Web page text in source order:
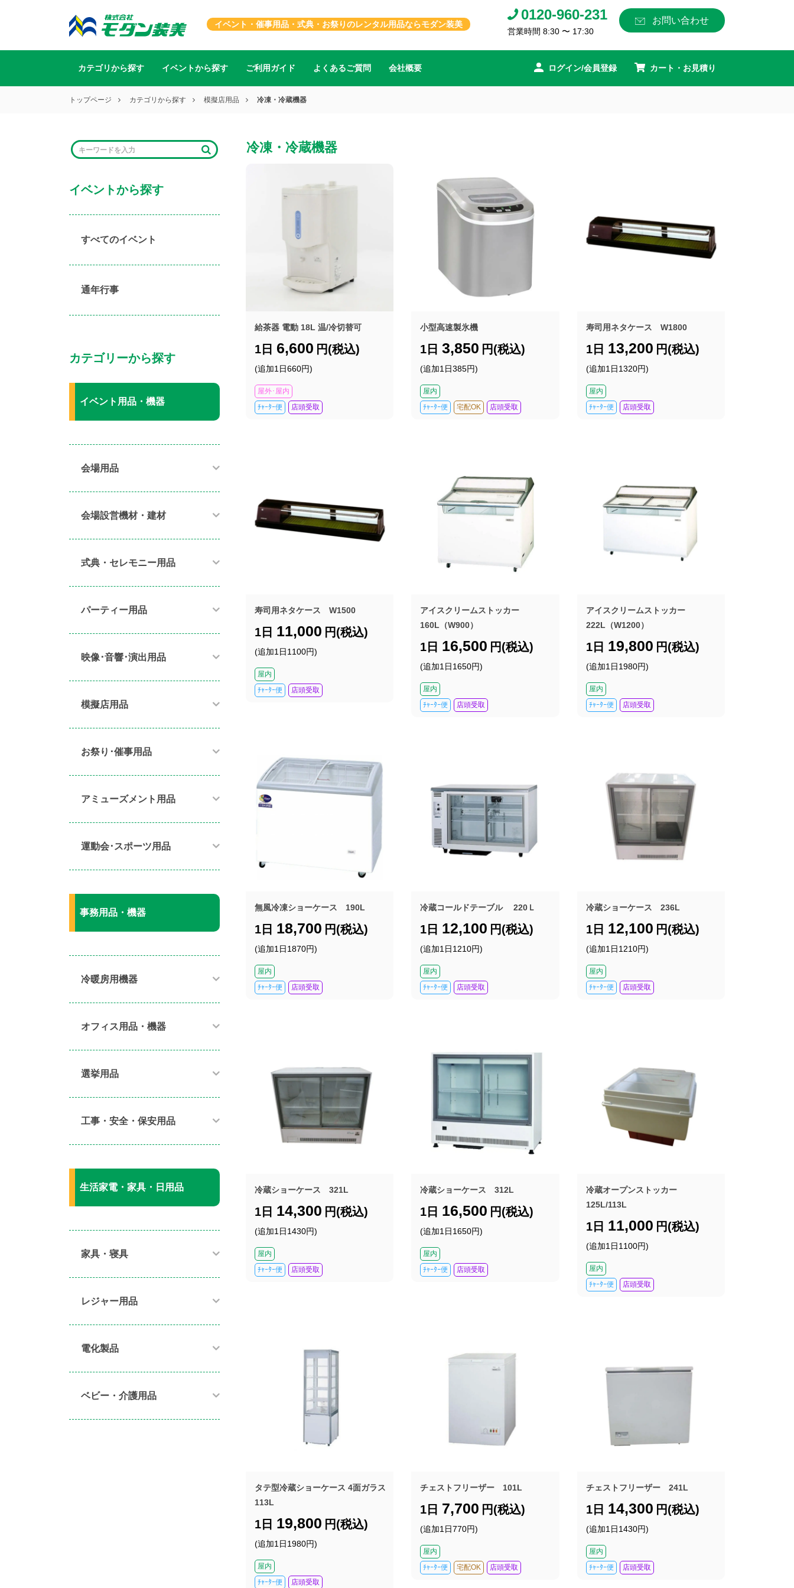
イベント・催事用品・式典・お祭りのレンタル用品ならモダン装美
0120-960-231
営業時間 8:30 〜 17:30
お問い合わせ
カテゴリから探す イベントから探す ご利用ガイド よくあるご質問 会社概要 ログイン/会員登録 カート・お見積り
トップページ カテゴリから探す 模擬店用品​ 冷凍・冷蔵機器
イベントから探す
すべてのイベント
通年行事
カテゴリーから探す
イベント用品・機器
会場用品
会場設営機材・建材
式典・セレモニー用品
パーティー用品​
映像･音響･演出用品​
模擬店用品​
お祭り･催事用品​
アミューズメント用品​
運動会･スポーツ用品​
事務用品・機器
冷暖房用機器​
オフィス用品・機器​
選挙用品
工事・安全・保安用品
生活家電・家具・日用品
家具・寝具​
レジャー用品
電化製品​
ベビー・介護用品​
冷凍・冷蔵機器
給茶器 電動 18L 温/冷切替可
1日 6,600 円(税込)
(追加1日660円)
屋外･屋内
ﾁｬｰﾀｰ便
店頭受取
小型高速製氷機
1日3,850 円(税込)
(追加1日385円)
屋内
ﾁｬｰﾀｰ便
宅配OK 店頭受取
寿司用ネタケース W1800
1日 13,200 円(税込)
(追加1日1320円)
屋内
ﾁｬｰﾀｰ便
店頭受取
寿司用ネタケース W1500
1日 11,000 円(税込)
(追加1日1100円)
屋内
ﾁｬｰﾀｰ便
店頭受取
アイスクリームストッカー
160L（W900）
1日 16,500 円(税込)
(追加1日1650円)
屋内
ﾁｬｰﾀｰ便
店頭受取
アイスクリームストッカー
222L（W1200）
1日 19,800 円(税込)
(追加1日1980円)
屋内
ﾁｬｰﾀｰ便
店頭受取
無風冷凍ショーケース 190L
1日 18,700 円(税込)
(追加1日1870円)
屋内
ﾁｬｰﾀｰ便
店頭受取
冷蔵コールドテーブル 220Ｌ
1日 12,100 円(税込)
(追加1日1210円)
屋内
ﾁｬｰﾀｰ便
店頭受取
冷蔵ショーケース 236L
1日 12,100 円(税込)
(追加1日1210円)
屋内
ﾁｬｰﾀｰ便
店頭受取
冷蔵ショーケース 321L
1日 14,300 円(税込)
(追加1日1430円)
屋内
ﾁｬｰﾀｰ便
店頭受取
冷蔵ショーケース 312L
1日 16,500 円(税込)
(追加1日1650円)
屋内
ﾁｬｰﾀｰ便
店頭受取
冷蔵オープンストッカー
125L/113L
1日 11,000 円(税込)
(追加1日1100円)
屋内
ﾁｬｰﾀｰ便
店頭受取
タテ型冷蔵ショーケース 4面ガラス
113L
1日 19,800 円(税込)
(追加1日1980円)
屋内
ﾁｬｰﾀｰ便
店頭受取
チェストフリーザー 101L
1日 7,700 円(税込)
(追加1日770円)
屋内
ﾁｬｰﾀｰ便
宅配OK 店頭受取
チェストフリーザー 241L
1日 14,300 円(税込)
(追加1日1430円)
屋内
ﾁｬｰﾀｰ便
店頭受取